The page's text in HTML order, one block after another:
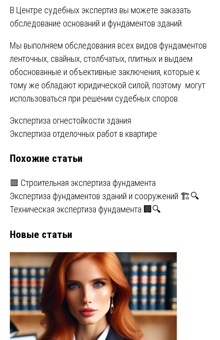
В Центре судебных экспертиз вы можете заказать
обследование оснований и фундаментов зданий.
Мы выполняем обследования всех видов фундаментов
ленточных, свайных, столбчатых, плитных и выдаем
обоснованные и объективные заключения, которые к
тому же обладают юридической силой, поэтому могут
использоваться при решении судебных споров.
Навигация
записям
Экспертиза огнестойкости здания
Экспертиза отделочных работ в квартире
Похожие статьи
🟥 Строительная экспертиза фундамента
Экспертиза фундаментов зданий и сооружений 🏗️🔍
Техническая экспертиза фундамента 🏢🔍
Новые статьи